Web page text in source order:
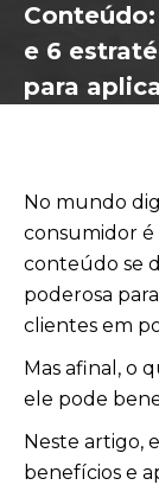
e 6
para
No mundo
consumidor é
conteúdo se
poderosa
clientes em
Mas afinal, o
ele pode
Neste artigo,
benefícios e